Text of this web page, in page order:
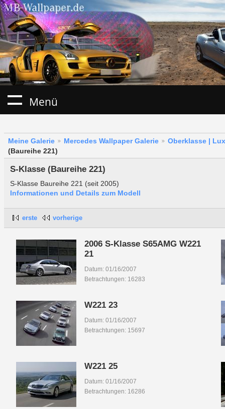
Menü
Meine Galerie Mercedes Wallpaper Galerie
Oberklasse |
(Baureihe 221)
S-Klasse (Baureihe 221)
S-Klasse Baureihe 221 (seit 2005)
Informationen und Details zum Modell
erste vorherige
2006 S-Klasse S65AMG W221
21
Datum: 01/16/2007
Betrachtungen: 16283
W221 23
Datum: 01/16/2007
Betrachtungen: 15697
W221 25
Datum: 01/16/2007
Betrachtungen: 16286